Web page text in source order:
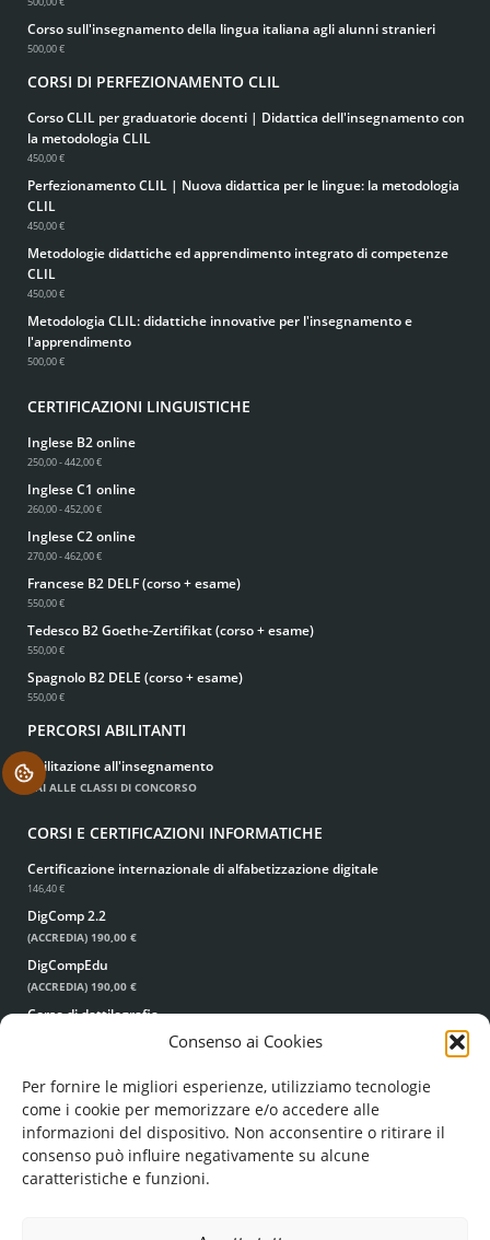
Consenso ai Cookies
Per fornire le migliori esperienze, utilizziamo tecnologie
come i cookie per memorizzare e/o accedere alle
informazioni del dispositivo. Non acconsentire o ritirare il
consenso può influire negativamente su alcune
caratteristiche e funzioni.
Corso sull'insegnamento della lingua italiana agli alunni stranieri
500,00 €
CORSI DI PERFEZIONAMENTO CLIL
Corso CLIL per graduatorie docenti | Didattica dell'insegnamento con
la metodologia CLIL
450,00 €
Perfezionamento CLIL | Nuova didattica per le lingue: la metodologia
CLIL
450,00 €
Metodologie didattiche ed apprendimento integrato di competenze
CLIL
450,00 €
Metodologia CLIL: didattiche innovative per l'insegnamento e
l'apprendimento
500,00 €
CERTIFICAZIONI LINGUISTICHE
Inglese B2 online
250,00 - 442,00 €
Inglese C1 online
260,00 - 452,00 €
Inglese C2 online
270,00 - 462,00 €
Francese B2 DELF (corso + esame)
550,00 €
Tedesco B2 Goethe-Zertifikat (corso + esame)
550,00 €
Spagnolo B2 DELE (corso + esame)
550,00 €
PERCORSI ABILITANTI
Abilitazione all'insegnamento
VAI ALLE CLASSI DI CONCORSO
CORSI E CERTIFICAZIONI INFORMATICHE
Certificazione internazionale di alfabetizzazione digitale
146,40 €
DigComp 2.2
(ACCREDIA) 190,00 €
DigCompEdu
(ACCREDIA) 190,00 €
Corso di dattilografia
.